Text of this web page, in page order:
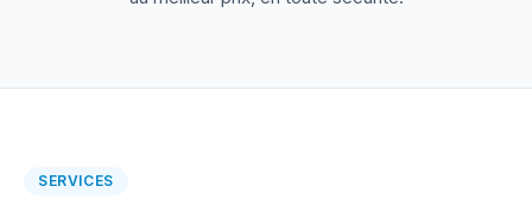
SERVICES